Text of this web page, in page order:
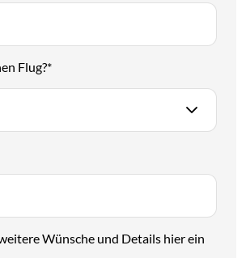
Flug?*
Wünsche und Details hier ein